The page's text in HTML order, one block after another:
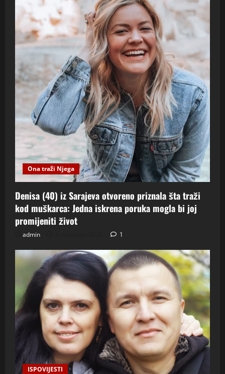
Ona traži Njega
Denisa (40) iz Sarajeva otvoreno priznala šta traži
kod muškarca: Jedna iskrena poruka mogla bi joj
promijeniti život
admin 1
ISPOVIJESTI